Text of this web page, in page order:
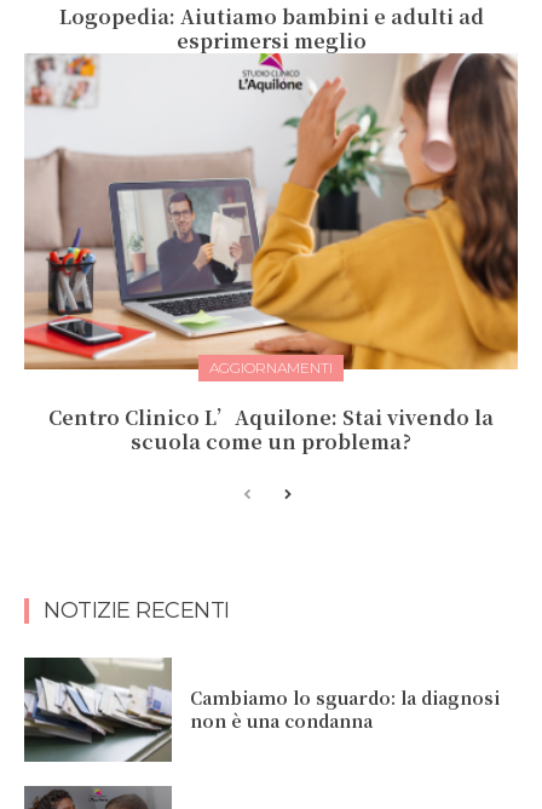
Logopedia: Aiutiamo bambini e adulti ad
esprimersi meglio
AGGIORNAMENTI
Centro Clinico L’Aquilone: Stai vivendo la
scuola come un problema?
NOTIZIE RECENTI
Cambiamo lo sguardo: la diagnosi
non è una condanna